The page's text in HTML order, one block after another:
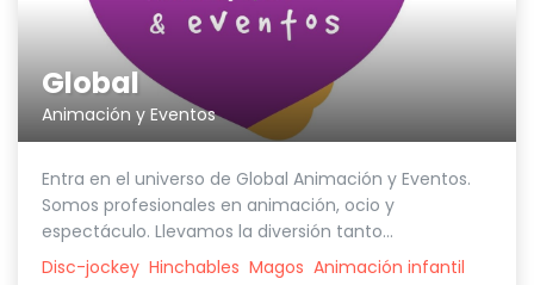
Global
Animación y Eventos
Entra en el universo de Global Animación y Eventos.
Somos profesionales en animación, ocio y
espectáculo. Llevamos la diversión tanto...
Disc-jockey Hinchables Magos Animación infantil